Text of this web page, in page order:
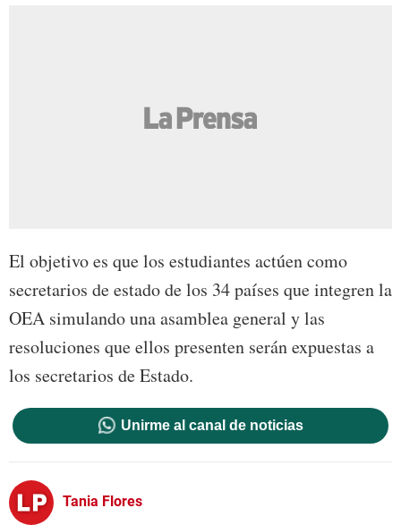
El objetivo es que los estudiantes actúen como
secretarios de estado de los 34 países que integren la
OEA simulando una asamblea general y las
resoluciones que ellos presenten serán expuestas a
los secretarios de Estado.
Unirme al canal de noticias
Tania Flores